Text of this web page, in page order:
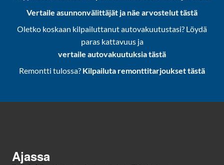
Vertaile asunnonvälittäjät ja näe arvostelut tästä
Oletko koskaan kilpailuttanut autovakuutustasi? Löydä
paras kattavuus ja
vertaile autovakuutuksia tästä
Remontti tulossa? Kilpailuta remonttitarjoukset tästä